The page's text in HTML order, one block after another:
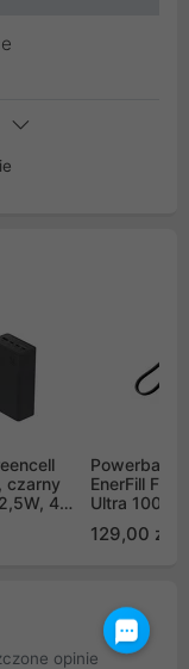
czarny
4
Powerbank
EnerFill
Ultra
smyczą -
129,00 zł
opinie